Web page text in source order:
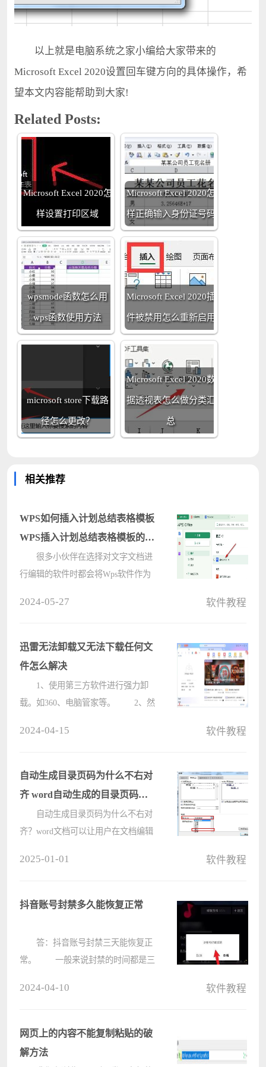
以上就是电脑系统之家小编给大家带来的
Microsoft Excel 2020设置回车键方向的具体操作，希
望本文内容能帮助到大家!
Related Posts:
Microsoft Excel 2020怎
样设置打印区域
Microsoft Excel 2020怎
样正确输入身份证号码
wpsmode函数怎么用
wps函数使用方法
Microsoft Excel 2020插
件被禁用怎么重新启用
microsoft store下载路
径怎么更改？
Microsoft Excel 2020数
据透视表怎么做分类汇
总
相关推荐
WPS如何插入计划总结表格模板
WPS插入计划总结表格模板的方
很多小伙伴在选择对文字文档进
行编辑的软件时都会将Wps软件作为
快速在文档中创建一个表格时，我们
可以????
2024-05-27 软件教程
迅雷无法卸载又无法下载任何文
件怎么解决
1、使用第三方软件进行强力卸
载。如360、电脑管家等。 2、然
2024-04-15 软件教程
自动生成目录页码为什么不右对
齐 word自动生成的目录页码不
对齐
自动生成目录页码为什么不右对
齐？word文档可以让用户在文档编辑
现页码不对齐，那要怎么进行调整对
2025-01-01 软件教程
抖音账号封禁多久能恢复正常
答：抖音账号封禁三天能恢复正
常。 一般来说封禁的时间都是三
抖音账号封禁相关介绍：
????
2024-04-10 软件教程
网页上的内容不能复制粘贴的破
解方法